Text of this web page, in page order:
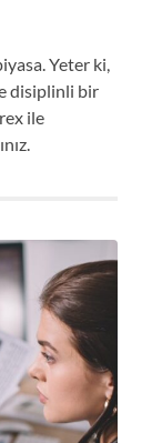
Yeter ki,
disiplinli bir
ile